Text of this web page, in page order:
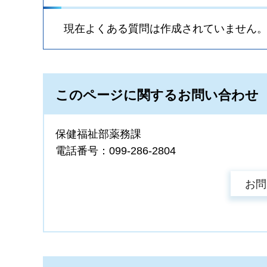
現在よくある質問は作成されていません。
このページに関するお問い合わせ
保健福祉部薬務課
電話番号：099-286-2804